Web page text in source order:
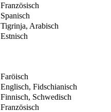
Französisch
Spanisch
Tigrinja, Arabisch
Estnisch
Faröisch
Englisch, Fidschianisch
Finnisch, Schwedisch
Französisch